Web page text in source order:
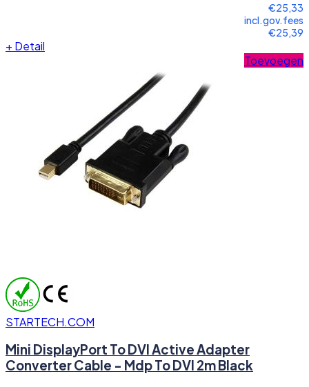
€25,33
incl.gov.fees
€25,39
+ Detail
Toevoegen
STARTECH.COM
Mini DisplayPort To DVI Active Adapter
Converter Cable - Mdp To DVI 2m Black